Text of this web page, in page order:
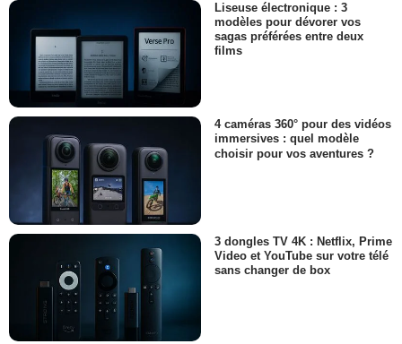
Liseuse électronique : 3
modèles pour dévorer vos
sagas préférées entre deux
films
4 caméras 360° pour des vidéos
immersives : quel modèle
choisir pour vos aventures ?
3 dongles TV 4K : Netflix, Prime
Video et YouTube sur votre télé
sans changer de box